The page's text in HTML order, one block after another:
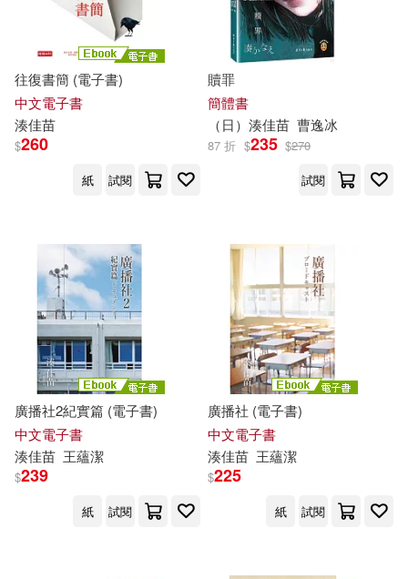
往復書簡 (電子書)
中文電子書
湊佳苗
$260
紙 試閱
贖罪
簡體書
（日） 湊佳苗 曹逸冰
87 折 $235 $270
試閱
廣播社2紀實篇 (電子書)
中文電子書
湊佳苗 王蘊潔
$239
紙 試閱
廣播社 (電子書)
中文電子書
湊佳苗 王蘊潔
$225
紙 試閱